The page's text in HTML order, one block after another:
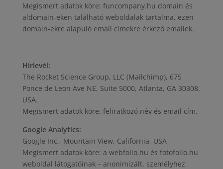
Megismert adatok köre: funcompany.hu domain és
aldomain-eken található weboldalak tartalma, ezen
domain-ekre alapuló email címekre érkező emailek.
Hírlevél:
The Rocket Science Group, LLC (Mailchimp), 675
Ponce de Leon Ave NE, Suite 5000, Atlanta, GA 30308,
USA.
Megismert adatok köre: feliratkozó név és email cím.
Google Analytics:
Google Inc., Mountain View, California, USA
Megismert adatok köre: a webfolio.hu és fotofolio.hu
weboldal látogatóinak – anonimizált, személyhez